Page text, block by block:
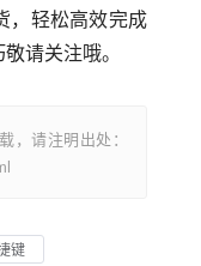
，轻松高效完成
请关注哦。
，请注明出处：
键